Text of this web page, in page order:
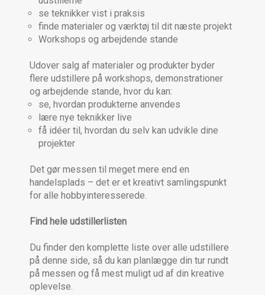
se teknikker vist i praksis
finde materialer og værktøj til dit næste projekt
Workshops og arbejdende stande
Udover salg af materialer og produkter byder
flere udstillere på workshops, demonstrationer
og arbejdende stande, hvor du kan:
se, hvordan produkterne anvendes
lære nye teknikker live
få idéer til, hvordan du selv kan udvikle dine
projekter
Det gør messen til meget mere end en
handelsplads – det er et kreativt samlingspunkt
for alle hobbyinteresserede.
Find hele udstillerlisten
Du finder den komplette liste over alle udstillere
på denne side, så du kan planlægge din tur rundt
på messen og få mest muligt ud af din kreative
oplevelse.